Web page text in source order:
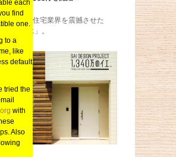
に福岡の住宅業界を震撼させた
万のイエ」。
each
find
one.
to a
like
default
tried the
with
Also